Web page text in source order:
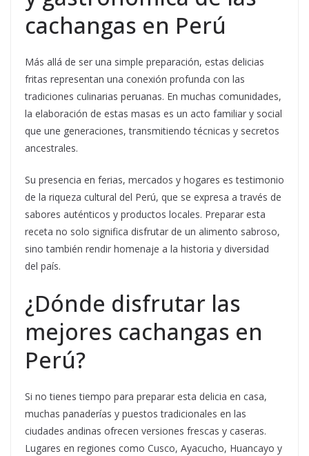
cachangas en Perú
Más allá de ser una simple preparación, estas delicias
fritas representan una conexión profunda con las
tradiciones culinarias peruanas. En muchas comunidades,
la elaboración de estas masas es un acto familiar y social
que une generaciones, transmitiendo técnicas y secretos
ancestrales.
Su presencia en ferias, mercados y hogares es testimonio
de la riqueza cultural del Perú, que se expresa a través de
sabores auténticos y productos locales. Preparar esta
receta no solo significa disfrutar de un alimento sabroso,
sino también rendir homenaje a la historia y diversidad
del país.
¿Dónde disfrutar las
mejores cachangas en
Perú?
Si no tienes tiempo para preparar esta delicia en casa,
muchas panaderías y puestos tradicionales en las
ciudades andinas ofrecen versiones frescas y caseras.
Lugares en regiones como Cusco, Ayacucho, Huancayo y